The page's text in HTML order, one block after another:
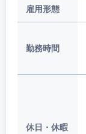
雇用形態
勤務時間
休日・休暇